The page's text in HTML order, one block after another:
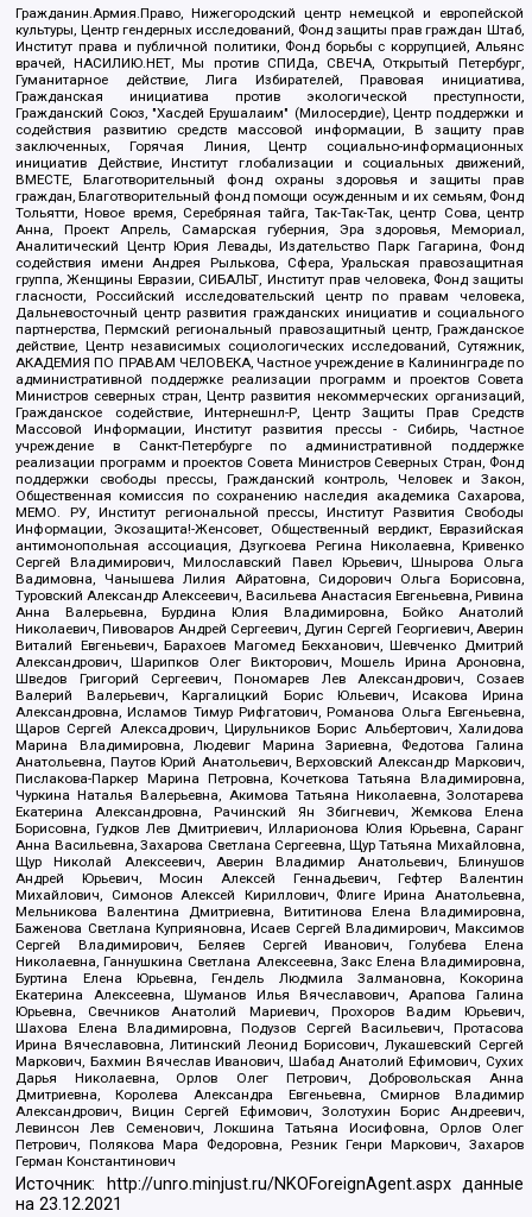
Гражданин.Армия.Право, Нижегородский центр немецкой и европейской
культуры, Центр гендерных исследований, Фонд защиты прав граждан Штаб,
Институт права и публичной политики, Фонд борьбы с коррупцией, Альянс
врачей, НАСИЛИЮ.НЕТ, Мы против СПИДа, СВЕЧА, Открытый Петербург,
Гуманитарное действие, Лига Избирателей, Правовая инициатива,
Гражданская инициатива против экологической преступности,
Гражданский Союз, "Хасдей Ерушалаим" (Милосердие), Центр поддержки и
содействия развитию средств массовой информации, В защиту прав
заключенных, Горячая Линия, Центр социально-информационных
инициатив Действие, Институт глобализации и социальных движений,
ВМЕСТЕ, Благотворительный фонд охраны здоровья и защиты прав
граждан, Благотворительный фонд помощи осужденным и их семьям, Фонд
Тольятти, Новое время, Серебряная тайга, Так-Так-Так, центр Сова, центр
Анна, Проект Апрель, Самарская губерния, Эра здоровья, Мемориал,
Аналитический Центр Юрия Левады, Издательство Парк Гагарина, Фонд
содействия имени Андрея Рылькова, Сфера, Уральская правозащитная
группа, Женщины Евразии, СИБАЛЬТ, Институт прав человека, Фонд защиты
гласности, Российский исследовательский центр по правам человека,
Дальневосточный центр развития гражданских инициатив и социального
партнерства, Пермский региональный правозащитный центр, Гражданское
действие, Центр независимых социологических исследований, Сутяжник,
АКАДЕМИЯ ПО ПРАВАМ ЧЕЛОВЕКА, Частное учреждение в Калининграде по
административной поддержке реализации программ и проектов Совета
Министров северных стран, Центр развития некоммерческих организаций,
Гражданское содействие, Интернешнл-Р, Центр Защиты Прав Средств
Массовой Информации, Институт развития прессы - Сибирь, Частное
учреждение в Санкт-Петербурге по административной поддержке
реализации программ и проектов Совета Министров Северных Стран, Фонд
поддержки свободы прессы, Гражданский контроль, Человек и Закон,
Общественная комиссия по сохранению наследия академика Сахарова,
МЕМО. РУ, Институт региональной прессы, Институт Развития Свободы
Информации, Экозащита!-Женсовет, Общественный вердикт, Евразийская
антимонопольная ассоциация, Дзугкоева Регина Николаевна, Кривенко
Сергей Владимирович, Милославский Павел Юрьевич, Шнырова Ольга
Вадимовна, Чанышева Лилия Айратовна, Сидорович Ольга Борисовна,
Туровский Александр Алексеевич, Васильева Анастасия Евгеньевна, Ривина
Анна Валерьевна, Бурдина Юлия Владимировна, Бойко Анатолий
Николаевич, Пивоваров Андрей Сергеевич, Дугин Сергей Георгиевич, Аверин
Виталий Евгеньевич, Барахоев Магомед Бекханович, Шевченко Дмитрий
Александрович, Шарипков Олег Викторович, Мошель Ирина Ароновна,
Шведов Григорий Сергеевич, Пономарев Лев Александрович, Созаев
Валерий Валерьевич, Каргалицкий Борис Юльевич, Исакова Ирина
Александровна, Исламов Тимур Рифгатович, Романова Ольга Евгеньевна,
Щаров Сергей Алексадрович, Цирульников Борис Альбертович, Халидова
Марина Владимировна, Людевиг Марина Зариевна, Федотова Галина
Анатольевна, Паутов Юрий Анатольевич, Верховский Александр Маркович,
Пислакова-Паркер Марина Петровна, Кочеткова Татьяна Владимировна,
Чуркина Наталья Валерьевна, Акимова Татьяна Николаевна, Золотарева
Екатерина Александровна, Рачинский Ян Збигневич, Жемкова Елена
Борисовна, Гудков Лев Дмитриевич, Илларионова Юлия Юрьевна, Саранг
Анна Васильевна, Захарова Светлана Сергеевна, Щур Татьяна Михайловна,
Щур Николай Алексеевич, Аверин Владимир Анатольевич, Блинушов
Андрей Юрьевич, Мосин Алексей Геннадьевич, Гефтер Валентин
Михайлович, Симонов Алексей Кириллович, Флиге Ирина Анатольевна,
Мельникова Валентина Дмитриевна, Вититинова Елена Владимировна,
Баженова Светлана Куприяновна, Исаев Сергей Владимирович, Максимов
Сергей Владимирович, Беляев Сергей Иванович, Голубева Елена
Николаевна, Ганнушкина Светлана Алексеевна, Закс Елена Владимировна,
Буртина Елена Юрьевна, Гендель Людмила Залмановна, Кокорина
Екатерина Алексеевна, Шуманов Илья Вячеславович, Арапова Галина
Юрьевна, Свечников Анатолий Мариевич, Прохоров Вадим Юрьевич,
Шахова Елена Владимировна, Подузов Сергей Васильевич, Протасова
Ирина Вячеславовна, Литинский Леонид Борисович, Лукашевский Сергей
Маркович, Бахмин Вячеслав Иванович, Шабад Анатолий Ефимович, Сухих
Дарья Николаевна, Орлов Олег Петрович, Добровольская Анна
Дмитриевна, Королева Александра Евгеньевна, Смирнов Владимир
Александрович, Вицин Сергей Ефимович, Золотухин Борис Андреевич,
Левинсон Лев Семенович, Локшина Татьяна Иосифовна, Орлов Олег
Петрович, Полякова Мара Федоровна, Резник Генри Маркович, Захаров
Герман Константинович
Источник: http://unro.minjust.ru/NKOForeignAgent.aspxданные
на23.12.2021